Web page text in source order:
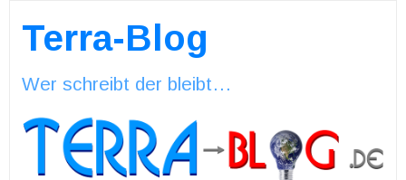
Terra-Blog
Wer schreibt der bleibt…